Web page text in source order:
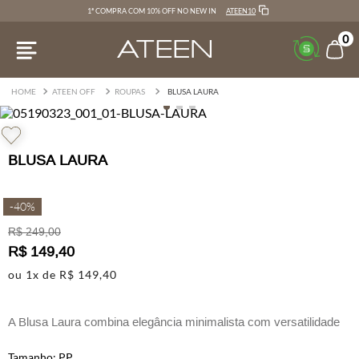
1ª COMPRA COM 10% OFF NO NEW IN ATEEN10
0
ATEEN OFF ROUPAS BLUSA LAURA
BLUSA LAURA
-40%
R$ 249,00
R$ 149,40
ou 1x de R$ 149,40
A Blusa Laura combina elegância minimalista com versatilidade